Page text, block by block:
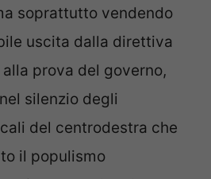
soprattutto vendendo
uscita dalla direttiva
prova del governo,
silenzio degli
del centrodestra che
il populismo